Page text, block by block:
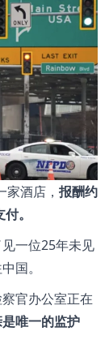
酒店， 报酬约
。
一位25年未见
国。
官办公室正在
唯一的监护